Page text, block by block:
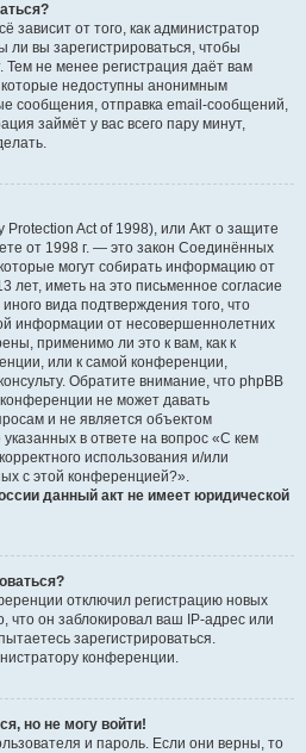
зависит от того, как администратор
вы зарегистрироваться, чтобы
не менее регистрация даёт вам
недоступны анонимным
сообщения, отправка email-сообщений,
займёт у вас всего пару минут,
Protection Act of 1998), или Акт о защите
от 1998 г. — это закон Соединённых
могут собирать информацию от
иметь на это письменное согласие
вида подтверждения того, что
информации от несовершеннолетних
применимо ли это к вам, как к
или к самой конференции,
Обратите внимание, что phpBB
не может давать
и не является объектом
в ответе на вопрос «С кем
использования и/или
с этой конференцией?».
данный акт не имеет юридической
отключил регистрацию новых
что он заблокировал ваш IP-адрес или
зарегистрироваться.
конференции.
но не могу войти!
и пароль. Если они верны, то